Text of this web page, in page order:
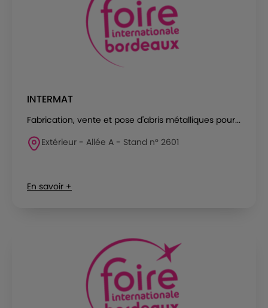
INTERMAT
Fabrication, vente et pose d'abris métalliques pour...
Extérieur - Allée A - Stand n° 2601
En savoir +